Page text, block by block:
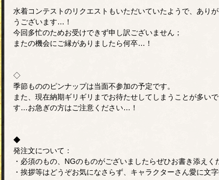
水着コンテストのリクエストもいただいていたようで、あり
うございます…！
今回多忙のためお受けできず申し訳ございません；
またの機会にご縁がありましたら何卒…！
◇
季節もののピンナップは当面不参加の予定です。
また、現在納期ギリギリまでお待たせしてしまうことが多いで
す…お急ぎの方はご注意ください…！
◆
発注文について：
・必須のもの、NGのものがございましたらぜひお書き添えく
・挨拶等はどうぞお気になさらず、キャラクターさん愛に文